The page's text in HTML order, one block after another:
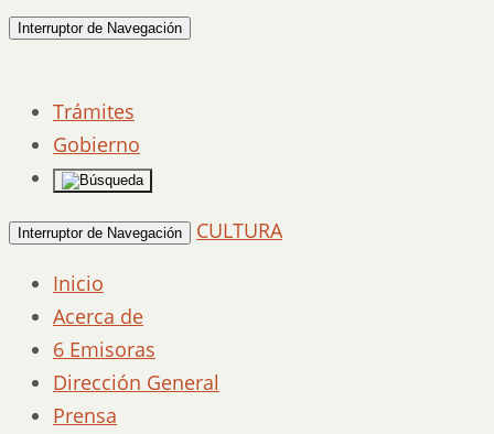
Interruptor de Navegación
Trámites
Gobierno
Interruptor de Navegación
CULTURA
Inicio
Acerca de
6 Emisoras
Dirección General
Prensa